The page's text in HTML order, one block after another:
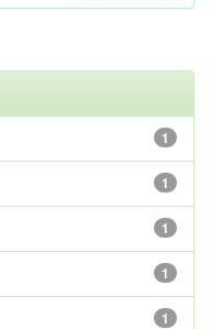
1
1
1
1
1